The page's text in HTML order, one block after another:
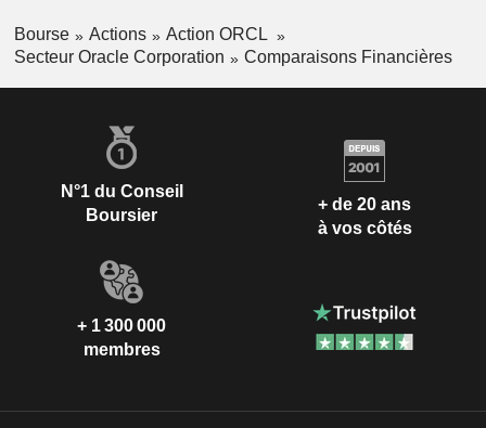
Bourse Actions
Action ORCL
Secteur Oracle Corporation
Comparaisons Financières
N°1 du Conseil
Boursier
+ de 20 ans
à vos côtés
+ 1 300 000
membres